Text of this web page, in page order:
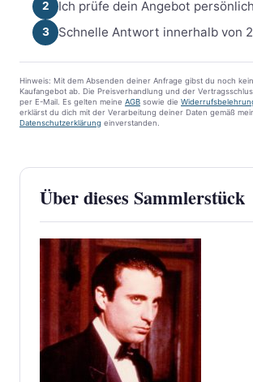
2 Ich prüfe dein Angebot persönlich
3 Schnelle Antwort innerhalb von
Hinweis: Mit dem Absenden deiner Anfrage gibst du noch
Kaufangebot ab. Die Preisverhandlung und der
per E-Mail. Es gelten meine AGB sowie die
erklärst du dich mit der Verarbeitung deiner Daten gemäß
Datenschutzerklärung einverstanden.
Über dieses Sammlerstück